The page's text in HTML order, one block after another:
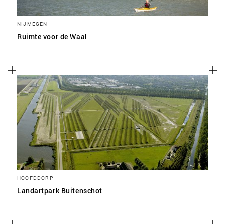
NIJMEGEN
Ruimte voor de Waal
HOOFDDORP
Landartpark Buitenschot